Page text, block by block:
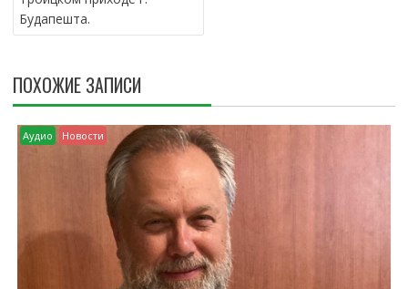
А
И
Я
П
О
З
Я
Будапешта.
ПОХОЖИЕ ЗАПИСИ
Аудио Новости